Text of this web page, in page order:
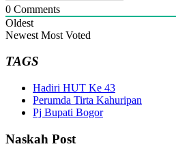
0 Comments
Oldest
Newest Most Voted
TAGS
Hadiri HUT Ke 43
Perumda Tirta Kahuripan
Pj Bupati Bogor
Naskah Post